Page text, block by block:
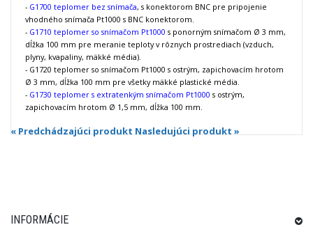
- G1700 teplomer bez snímača, s konektorom BNC pre pripojenie
vhodného snímača Pt1000 s BNC konektorom.
- G1710 teplomer so snímačom Pt1000 s ponorným snímačom Ø 3 mm,
dĺžka 100 mm pre meranie teploty v rôznych prostrediach (vzduch,
plyny, kvapaliny, mäkké média).
- G1720 teplomer so snímačom Pt1000 s ostrým, zapichovacím hrotom
Ø 3 mm, dĺžka 100 mm pre všetky mäkké plastické média.
- G1730 teplomer s extratenkým snímačom Pt1000 s ostrým,
zapichovacím hrotom Ø 1,5 mm, dĺžka 100 mm.
« Predchádzajúci produkt Nasledujúci produkt »
INFORMÁCIE